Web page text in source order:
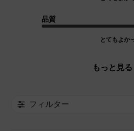
品質
とてもよか
もっと見る
フィルター